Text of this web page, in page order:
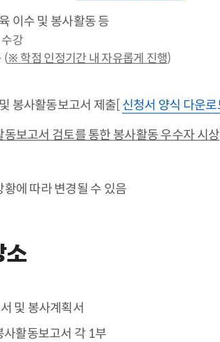
이수 및 봉사활동 등
강
(※ 학점 인정기간 내 자유롭게 진행)
봉사활동보고서 제출[ 신청서 양식 다운로
동보고서 검토를 통한 봉사활동 우수자 시상
에 따라 변경될 수 있음
소
및 봉사계획서
사활동보고서 각 1부